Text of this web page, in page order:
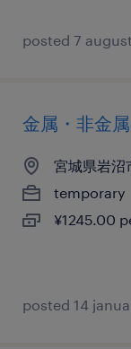
posted 7
金属・非金
宮城県岩沼
temporary
¥1245.00
posted 14